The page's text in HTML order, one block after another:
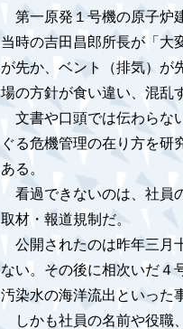
第一原発１号機の原子炉
当時の吉田昌郎所長が「大
が先か、ベント（排気）が
場の方針が食い違い、混乱
文書や口頭では伝わらな
ぐる危機管理の在り方を研
ある。
看過できないのは、社員
取材・報道規制だ。
公開されたのは昨年三月
ない。その後に相次いだ４
汚染水の海洋流出といった
しかも社員の名前や役職